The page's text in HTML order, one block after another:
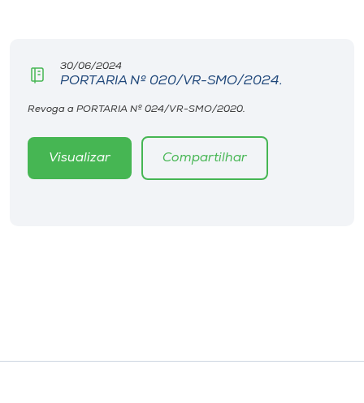
CPA
Editora
30/06/2024
PORTARIA Nº 020/VR-SMO/2024.
Revoga a PORTARIA Nº 024/VR-SMO/2020.
Visualizar Compartilhar